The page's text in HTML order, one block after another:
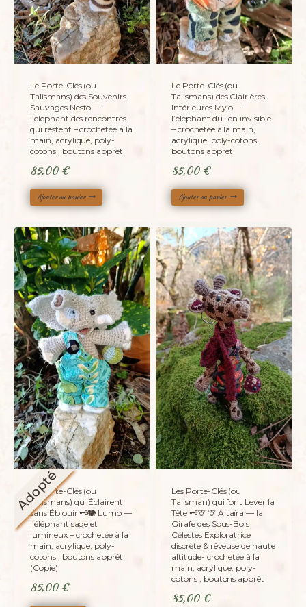
Le Porte-Clés (ou
Talismans) des Souvenirs
Sauvages Nesto —
l’éléphant des rencontres
qui restent – crochetée à la
main, acrylique, poly-
cotons , boutons apprêt
85,00 €
Ajouter au panier
Le Porte-Clés (ou
Talismans) des Clairières
Intérieures Mylo—
l’éléphant du lien invisible
– crochetée à la main,
acrylique, poly-cotons ,
boutons apprêt
85,00 €
Ajouter au panier
Adopté
Le Porte-Clés (ou
Talismans) qui Éclairent
sans Éblouir 🗝️🐘 Lumo —
l’éléphant sage et
lumineux – crochetée à la
main, acrylique, poly-
cotons , boutons apprêt
(Copie)
85,00 €
Les Porte-Clés (ou
Talisman) qui font Lever la
Tête 🗝️🦒 🦒 Altaïra — la
Girafe des Sous-Bois
Célestes Exploratrice
discrète & rêveuse de haute
altitude- crochetée à la
main, acrylique, poly-
cotons , boutons apprêt
85,00 €